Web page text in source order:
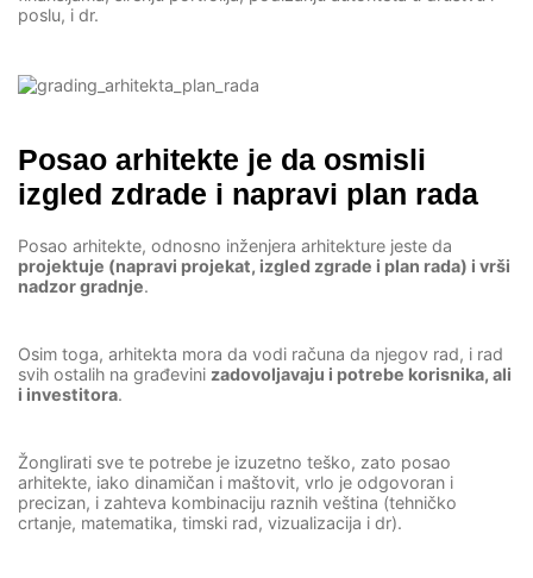
poslu, i dr.
Posao arhitekte je da osmisli
izgled zdrade i napravi plan rada
Posao arhitekte, odnosno inženjera arhitekture jeste da
projektuje (napravi projekat, izgled zgrade i plan rada) i vrši
nadzor gradnje.
Osim toga, arhitekta mora da vodi računa da njegov rad, i rad
svih ostalih na građevini zadovoljavaju i potrebe korisnika, ali
i investitora.
Žonglirati sve te potrebe je izuzetno teško, zato posao
arhitekte, iako dinamičan i maštovit, vrlo je odgovoran i
precizan, i zahteva kombinaciju raznih veština (tehničko
crtanje, matematika, timski rad, vizualizacija i dr).